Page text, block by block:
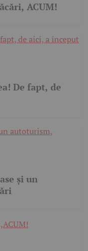
ACUM!
De fapt, de
și un